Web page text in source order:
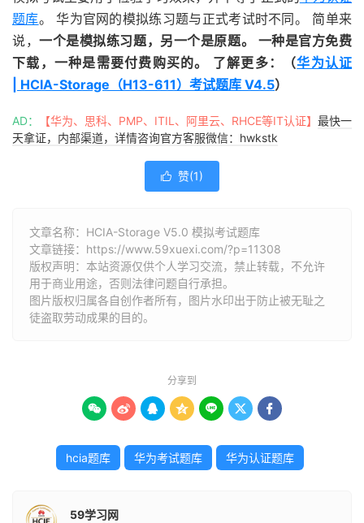
题库。 华为官网的模拟练习题与正式考试时不同。 简单来
说，一个是模拟练习题，另一个是原题。 一种是官方免费
下载，一种是需要付费购买的。 了解更多：（华为认证
| HCIA-Storage（H13-611）考试题库 V4.5）
AD： 【华为、思科、PMP、ITIL、阿里云、RHCE等IT认证】 最快一
天拿证，内部渠道，详情咨询官方客服微信：hwkstk
 赞(1)
文章名称：HCIA-Storage V5.0 模拟考试题库
文章链接： https://www.59xuexi.com/?p=11308
版权声明：本站资源仅供个人学习交流，禁止转载，不允许
用于商业用途，否则法律问题自行承担。
图片版权归属各自创作者所有，图片水印出于防止被无耻之
徒盗取劳动成果的目的。
分享到
      
hcia题库 华为考试题库 华为认证题库
59学习网